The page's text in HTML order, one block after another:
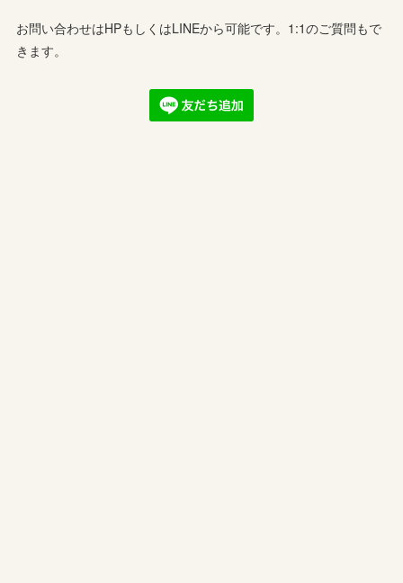
お問い合わせはHPもしくはLINEから可能です。1:1のご質問もで
きます。